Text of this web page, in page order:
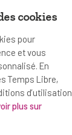
cookies
pour
et vous
En
Temps Libre,
d’utilisation
plus sur